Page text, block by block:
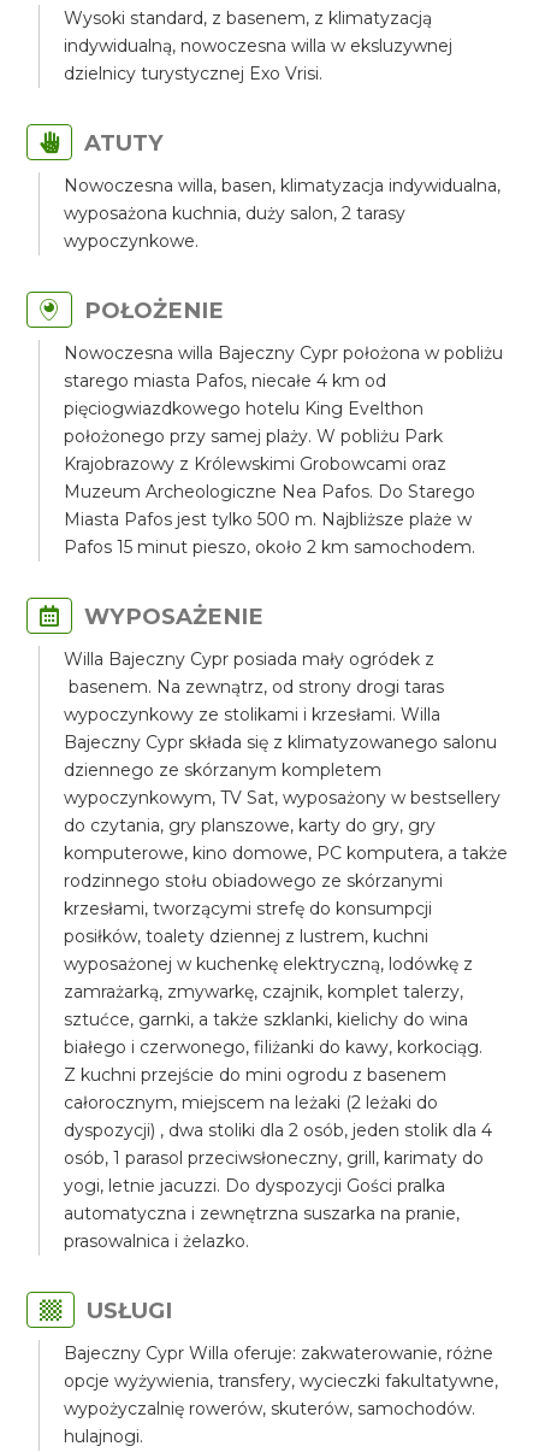
Wysoki standard, z basenem, z klimatyzacją
indywidualną, nowoczesna willa w eksluzywnej
dzielnicy turystycznej Exo Vrisi.
ATUTY
Nowoczesna willa, basen, klimatyzacja indywidualna,
wyposażona kuchnia, duży salon, 2 tarasy
wypoczynkowe.
POŁOŻENIE
Nowoczesna willa Bajeczny Cypr położona w pobliżu
starego miasta Pafos, niecałe 4 km od
pięciogwiazdkowego hotelu King Evelthon
położonego przy samej plaży. W pobliżu Park
Krajobrazowy z Królewskimi Grobowcami oraz
Muzeum Archeologiczne Nea Pafos. Do Starego
Miasta Pafos jest tylko 500 m. Najbliższe plaże w
Pafos 15 minut pieszo, około 2 km samochodem.
WYPOSAŻENIE
Willa Bajeczny Cypr posiada mały ogródek z
basenem. Na zewnątrz, od strony drogi taras
wypoczynkowy ze stolikami i krzesłami. Willa
Bajeczny Cypr składa się z klimatyzowanego salonu
dziennego ze skórzanym kompletem
wypoczynkowym, TV Sat, wyposażony w bestsellery
do czytania, gry planszowe, karty do gry, gry
komputerowe, kino domowe, PC komputera, a także
rodzinnego stołu obiadowego ze skórzanymi
krzesłami, tworzącymi strefę do konsumpcji
posiłków, toalety dziennej z lustrem, kuchni
wyposażonej w kuchenkę elektryczną, lodówkę z
zamrażarką, zmywarkę, czajnik, komplet talerzy,
sztućce, garnki, a także szklanki, kielichy do wina
białego i czerwonego, filiżanki do kawy, korkociąg.
Z kuchni przejście do mini ogrodu z basenem
całorocznym, miejscem na leżaki (2 leżaki do
dyspozycji) , dwa stoliki dla 2 osób, jeden stolik dla 4
osób, 1 parasol przeciwsłoneczny, grill, karimaty do
yogi, letnie jacuzzi. Do dyspozycji Gości pralka
automatyczna i zewnętrzna suszarka na pranie,
prasowalnica i żelazko.
USŁUGI
Bajeczny Cypr Willa oferuje: zakwaterowanie, różne
opcje wyżywienia, transfery, wycieczki fakultatywne,
wypożyczalnię rowerów, skuterów, samochodów.
hulajnogi.